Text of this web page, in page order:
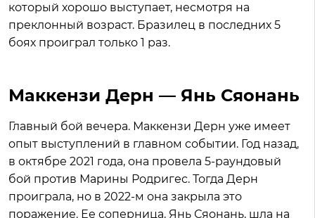
который хорошо выступает, несмотря на
преклонный возраст. Бразилец в последних 5
боях проиграл только 1 раз.
Маккензи Дерн — Янь Сяонань
Главный бой вечера. Маккензи Дерн уже имеет
опыт выступлений в главном событии. Год назад,
в октябре 2021 года, она провела 5-раундовый
бой против Марины Родригес. Тогда Дерн
проиграла, но в 2022-м она закрыла это
поражение. Ее соперница, Янь Сяонань, шла на